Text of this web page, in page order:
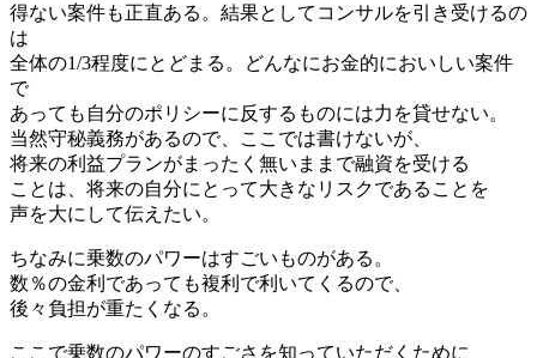
得ない案件も正直ある。結果としてコンサルを引き受けるの
は
全体の1/3程度にとどまる。どんなにお金的においしい案件
で
あっても自分のポリシーに反するものには力を貸せない。
当然守秘義務があるので、ここでは書けないが、
将来の利益プランがまったく無いままで融資を受ける
ことは、将来の自分にとって大きなリスクであることを
声を大にして伝えたい。
ちなみに乗数のパワーはすごいものがある。
数％の金利であっても複利で利いてくるので、
後々負担が重たくなる。
ここで乗数のパワーのすごさを知っていただくために